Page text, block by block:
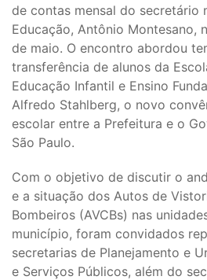
de contas mensal do secretário
Educação, Antônio Montesano,
de maio. O encontro abordou
transferência de alunos da
Educação Infantil e Ensino
Alfredo Stahlberg, o novo
escolar entre a Prefeitura e o
São Paulo.
Com o objetivo de discutir o
e a situação dos Autos de
Bombeiros (AVCBs) nas
município, foram convidados
secretarias de Planejamento e
e Serviços Públicos, além do